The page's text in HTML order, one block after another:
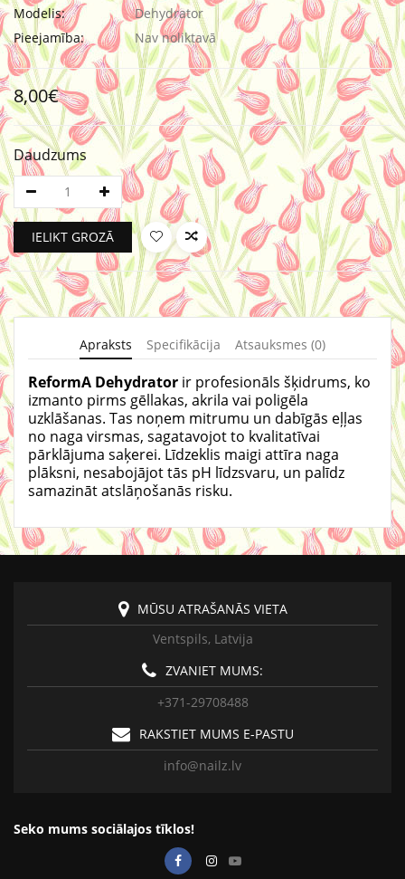
Modelis:
Dehydrator
Pieejamība:
Nav noliktavā
8,00€
Daudzums
IELIKT GROZĀ
Apraksts Specifikācija Atsauksmes (0)
ReformA Dehydrator ir profesionāls šķidrums, ko
izmanto pirms gēllakas, akrila vai poligēla
uzklāšanas. Tas noņem mitrumu un dabīgās eļļas
no naga virsmas, sagatavojot to kvalitatīvai
pārklājuma saķerei. Līdzeklis maigi attīra naga
plāksni, nesabojājot tās pH līdzsvaru, un palīdz
samazināt atslāņošanās risku.
MŪSU ATRAŠANĀS VIETA
Ventspils, Latvija
ZVANIET MUMS:
+371-29708488
RAKSTIET MUMS E-PASTU
info@nailz.lv
Seko mums sociālajos tīklos!